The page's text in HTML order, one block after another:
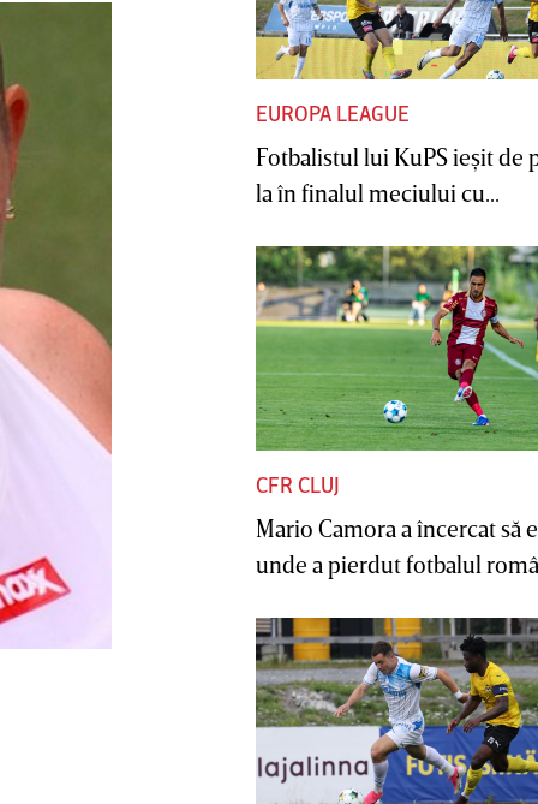
EUROPA LEAGUE
Fotbalistul lui KuPS ieşit de
la în finalul meciului cu...
CFR CLUJ
Mario Camora a încercat să
unde a pierdut fotbalul